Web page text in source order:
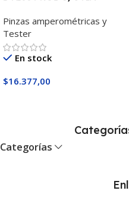
Pinzas amperométricas y
Tester
En stock
$16.377,00
Categorías